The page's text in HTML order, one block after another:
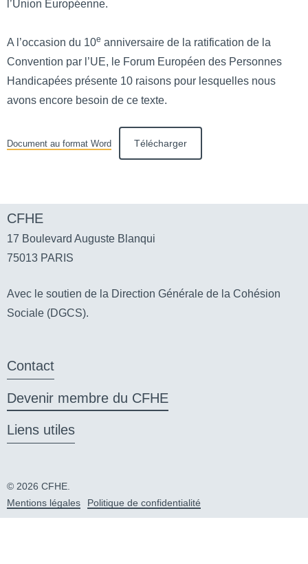
l’Union Européenne.
A l’occasion du 10e anniversaire de la ratification de la
Convention par l’UE, le Forum Européen des Personnes
Handicapées présente 10 raisons pour lesquelles nous
avons encore besoin de ce texte.
Document au format Word Télécharger
CFHE
17 Boulevard Auguste Blanqui
75013 PARIS
Avec le soutien de la Direction Générale de la Cohésion
Sociale (DGCS).
Contact
Devenir membre du CFHE
Liens utiles
© 2026 CFHE.
Mentions légales
Politique de confidentialité